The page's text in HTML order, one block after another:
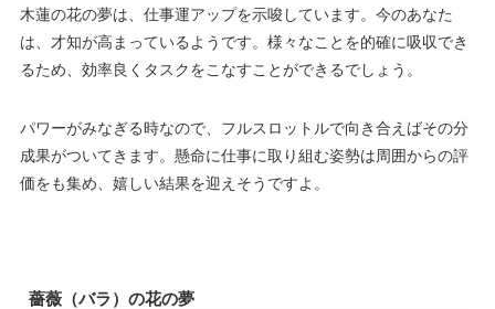
木蓮の花の夢は、仕事運アップを示唆しています。今のあなた
は、才知が高まっているようです。様々なことを的確に吸収でき
るため、効率良くタスクをこなすことができるでしょう。
パワーがみなぎる時なので、フルスロットルで向き合えばその分
成果がついてきます。懸命に仕事に取り組む姿勢は周囲からの評
価をも集め、嬉しい結果を迎えそうですよ。
薔薇（バラ）の花の夢